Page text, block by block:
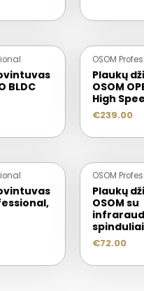
BLDC
OSOM
Plaukų
OSOM
High
€239.00
OSOM
Plaukų
OSOM su
€72.00